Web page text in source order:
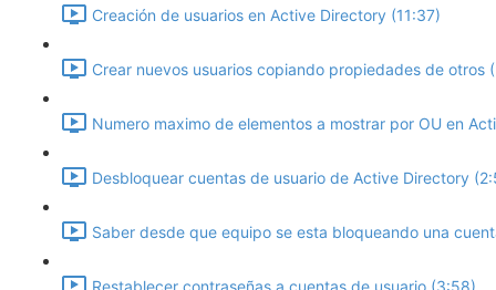
Creación de usuarios en Active Directory (11:37)
Crear nuevos usuarios copiando propiedades de otros
Numero maximo de elementos a mostrar por OU en
Desbloquear cuentas de usuario de Active Directory
Saber desde que equipo se esta bloqueando una